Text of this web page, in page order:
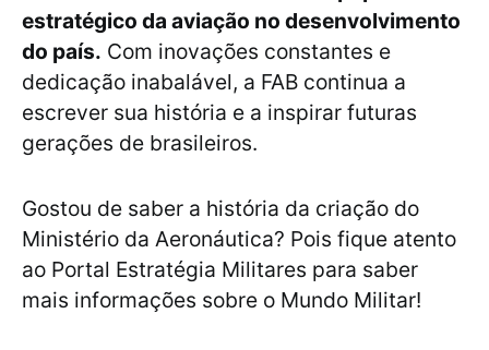
estratégico da aviação no desenvolvimento
do país. Com inovações constantes e
dedicação inabalável, a FAB continua a
escrever sua história e a inspirar futuras
gerações de brasileiros.
Gostou de saber a história da criação do
Ministério da Aeronáutica? Pois fique atento
ao Portal Estratégia Militares para saber
mais informações sobre o Mundo Militar!